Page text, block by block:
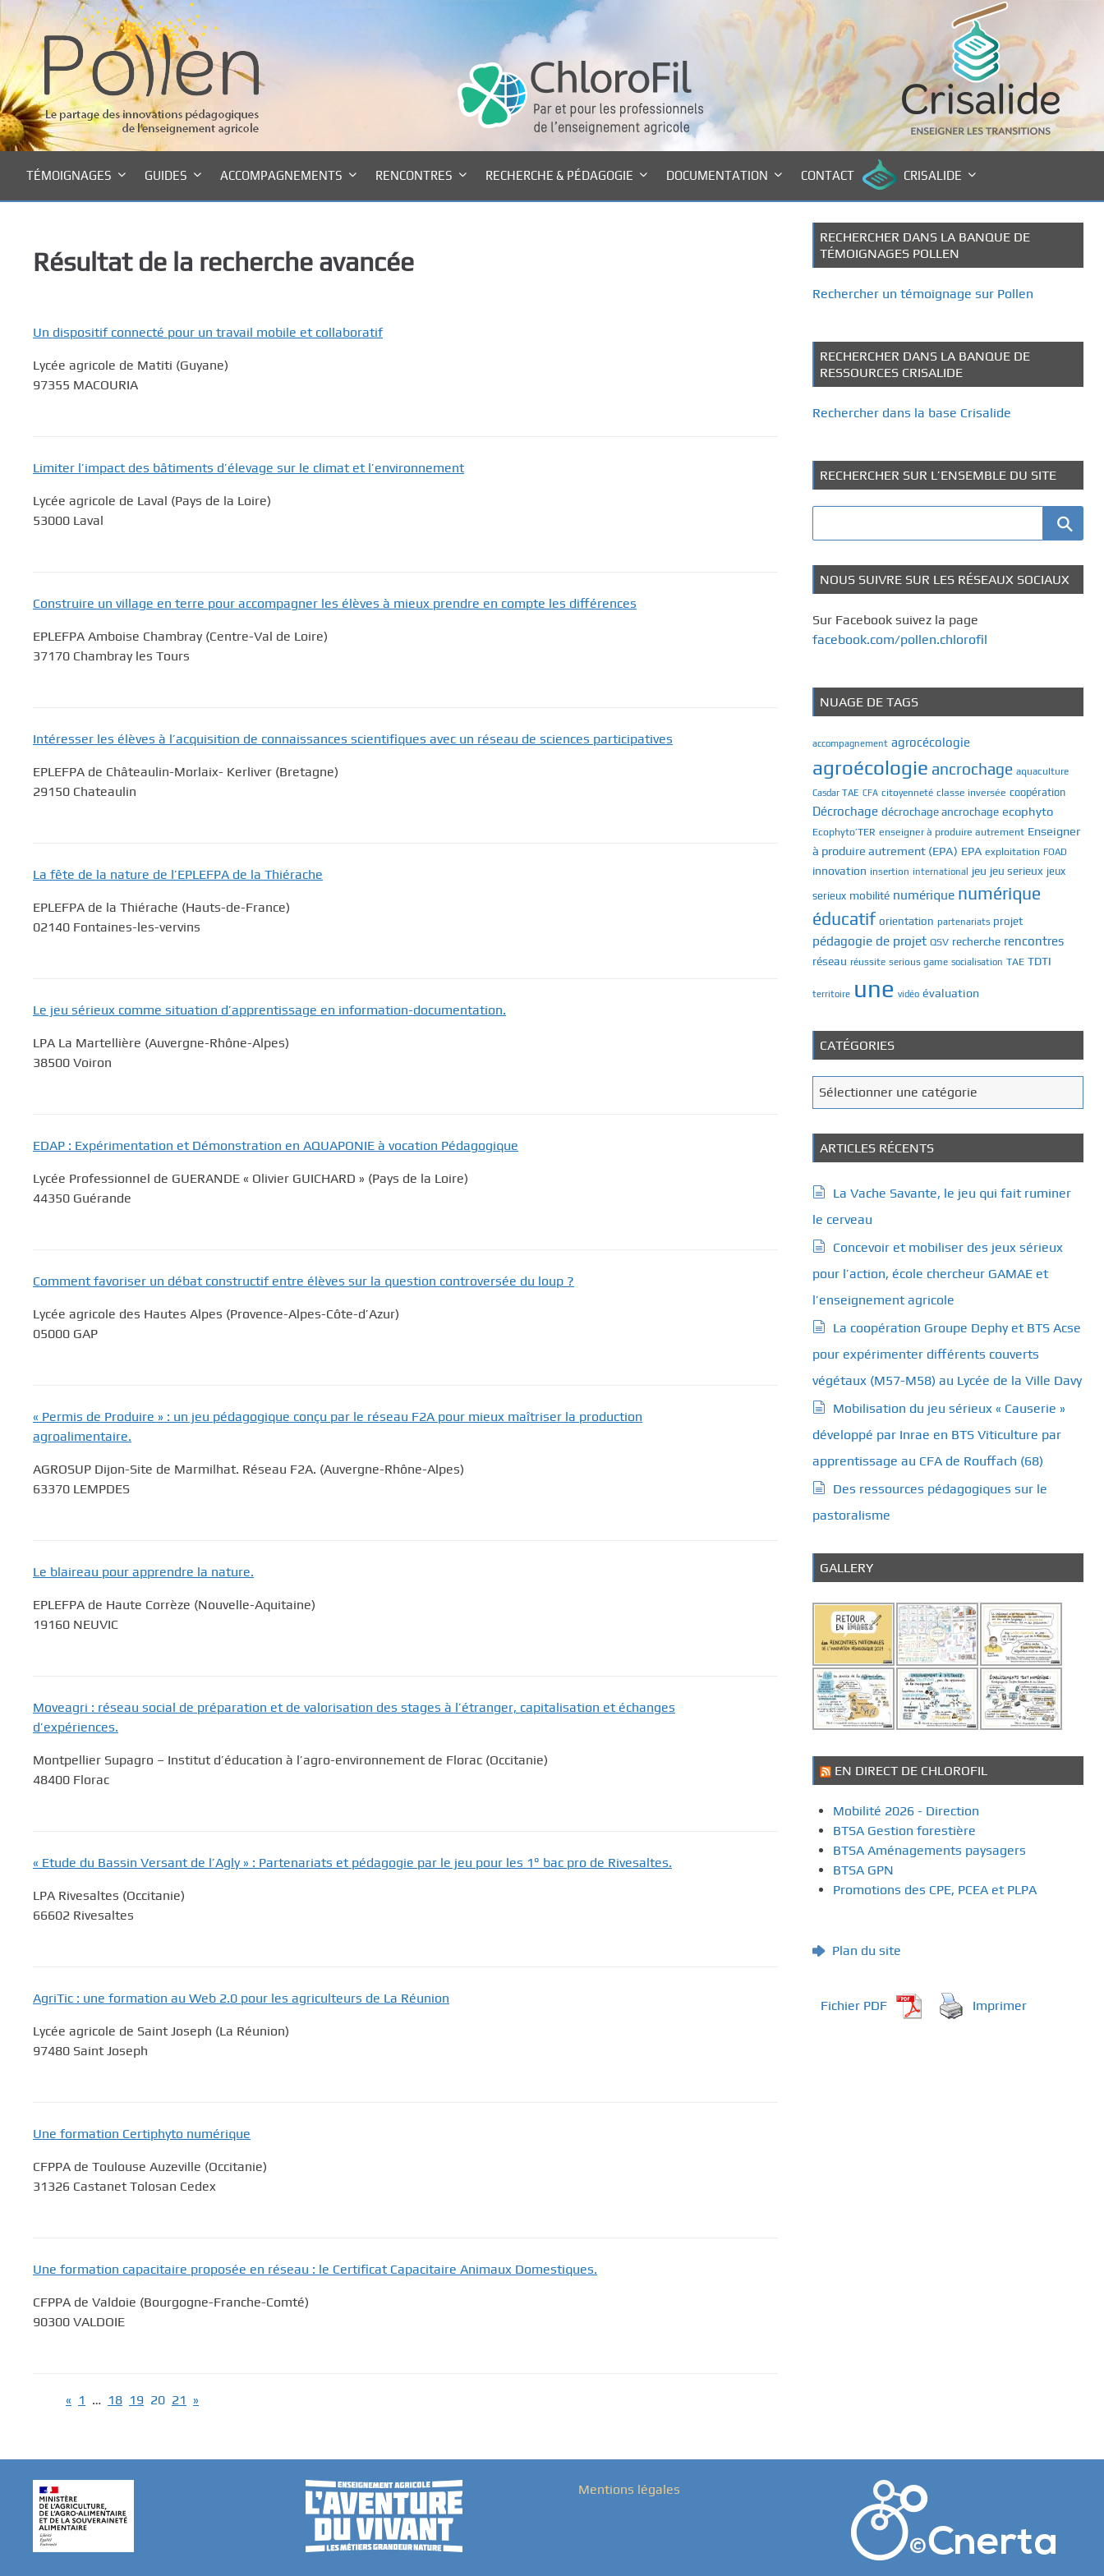
a
e
r
a
u
n
TÉMOIGNAGES GUIDES ACCOMPAGNEMENTS RENCONTRES RECHERCHE & PÉDAGOGIE DOCUMENTATION CONTACT CRISALIDE
Résultat de la recherche avancée
Un dispositif connecté pour un travail mobile et collaboratif
Lycée agricole de Matiti (Guyane)
97355 MACOURIA
Limiter l’impact des bâtiments d’élevage sur le climat et l’environnement
Lycée agricole de Laval (Pays de la Loire)
53000 Laval
Construire un village en terre pour accompagner les élèves à mieux prendre en compte les différences
EPLEFPA Amboise Chambray (Centre-Val de Loire)
37170 Chambray les Tours
Intéresser les élèves à l’acquisition de connaissances scientifiques avec un réseau de sciences participatives
EPLEFPA de Châteaulin-Morlaix- Kerliver (Bretagne)
29150 Chateaulin
La fête de la nature de l’EPLEFPA de la Thiérache
EPLEFPA de la Thiérache (Hauts-de-France)
02140 Fontaines-les-vervins
Le jeu sérieux comme situation d’apprentissage en information-documentation.
LPA La Martellière (Auvergne-Rhône-Alpes)
38500 Voiron
EDAP : Expérimentation et Démonstration en AQUAPONIE à vocation Pédagogique
Lycée Professionnel de GUERANDE « Olivier GUICHARD » (Pays de la Loire)
44350 Guérande
Comment favoriser un débat constructif entre élèves sur la question controversée du loup ?
Lycée agricole des Hautes Alpes (Provence-Alpes-Côte-d’Azur)
05000 GAP
« Permis de Produire » : un jeu pédagogique conçu par le réseau F2A pour mieux maîtriser la production
agroalimentaire.
AGROSUP Dijon-Site de Marmilhat. Réseau F2A. (Auvergne-Rhône-Alpes)
63370 LEMPDES
Le blaireau pour apprendre la nature.
EPLEFPA de Haute Corrèze (Nouvelle-Aquitaine)
19160 NEUVIC
Moveagri : réseau social de préparation et de valorisation des stages à l’étranger, capitalisation et échanges
d’expériences.
Montpellier Supagro – Institut d’éducation à l’agro-environnement de Florac (Occitanie)
48400 Florac
« Etude du Bassin Versant de l’Agly » : Partenariats et pédagogie par le jeu pour les 1° bac pro de Rivesaltes.
LPA Rivesaltes (Occitanie)
66602 Rivesaltes
AgriTic : une formation au Web 2.0 pour les agriculteurs de La Réunion
Lycée agricole de Saint Joseph (La Réunion)
97480 Saint Joseph
Une formation Certiphyto numérique
CFPPA de Toulouse Auzeville (Occitanie)
31326 Castanet Tolosan Cedex
Une formation capacitaire proposée en réseau : le Certificat Capacitaire Animaux Domestiques.
CFPPA de Valdoie (Bourgogne-Franche-Comté)
90300 VALDOIE
« 1 … 18 19 20 21 »
RECHERCHER DANS LA BANQUE DE
TÉMOIGNAGES POLLEN
Rechercher un témoignage sur Pollen
RECHERCHER DANS LA BANQUE DE
RESSOURCES CRISALIDE
Rechercher dans la base Crisalide
RECHERCHER SUR L’ENSEMBLE DU SITE
NOUS SUIVRE SUR LES RÉSEAUX SOCIAUX
Sur Facebook suivez la page
facebook.com/pollen.chlorofil
NUAGE DE TAGS
accompagnement agrocécologie
agroécologie ancrochage aquaculture
Casdar TAE CFA citoyenneté classe inversée coopération
Décrochage décrochage ancrochage ecophyto
Ecophyto’TER enseigner à produire autrement Enseigner
à produire autrement (EPA) EPA exploitation FOAD
innovation insertion international jeu jeu serieux jeux
serieux mobilité numérique numérique
éducatif orientation partenariats projet
pédagogie de projet QSV recherche rencontres
réseau réussite serious game socialisation TAE TDTI
territoire une vidéo évaluation
CATÉGORIES
a
g
o
r
i
e
Sélectionner une catégorie
ARTICLES RÉCENTS
La Vache Savante, le jeu qui fait ruminer
le cerveau
Concevoir et mobiliser des jeux sérieux
pour l’action, école chercheur GAMAE et
l’enseignement agricole
La coopération Groupe Dephy et BTS Acse
pour expérimenter différents couverts
végétaux (M57-M58) au Lycée de la Ville Davy
Mobilisation du jeu sérieux « Causerie »
développé par Inrae en BTS Viticulture par
apprentissage au CFA de Rouffach (68)
Des ressources pédagogiques sur le
pastoralisme
GALLERY
EN DIRECT DE CHLOROFIL
Mobilité 2026 - Direction
BTSA Gestion forestière
BTSA Aménagements paysagers
BTSA GPN
Promotions des CPE, PCEA et PLPA
Plan du site
Fichier PDF Imprimer
Mentions légales